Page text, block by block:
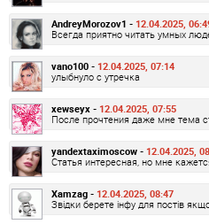
AndreyMorozov1 - 12.04.2025,
Всегда приятно читать умных
vano100 - 12.04.2025, 07:14
улыбнуло с утречка
xewseyx - 12.04.2025, 07:55
После прочтения даже мне тема
yandextaximoscow - 12.04.2025,
Статья интересная, но мне
Xamzag - 12.04.2025, 08:47
Звідки берете інфу для постів